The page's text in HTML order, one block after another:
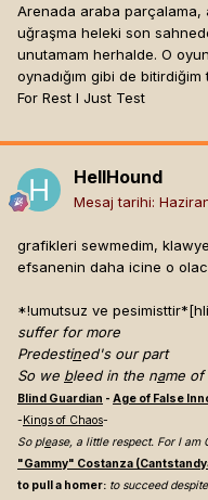
Arenada araba parçalama,
uğraşma heleki son
unutamam herhalde. O
oynadığım gibi de
For Rest I Just Test
HellHound
Mesaj tarihi:
grafikleri sewmedim,
efsanenin daha icine o
*!umutsuz ve
suffer for more
Predestined's our part
So we bleed in the name of
Blind Guardian - Age of False
- Kings of Chaos-
So please, a little respect. For I am
"Gammy" Costanza
to pull a homer: to succeed